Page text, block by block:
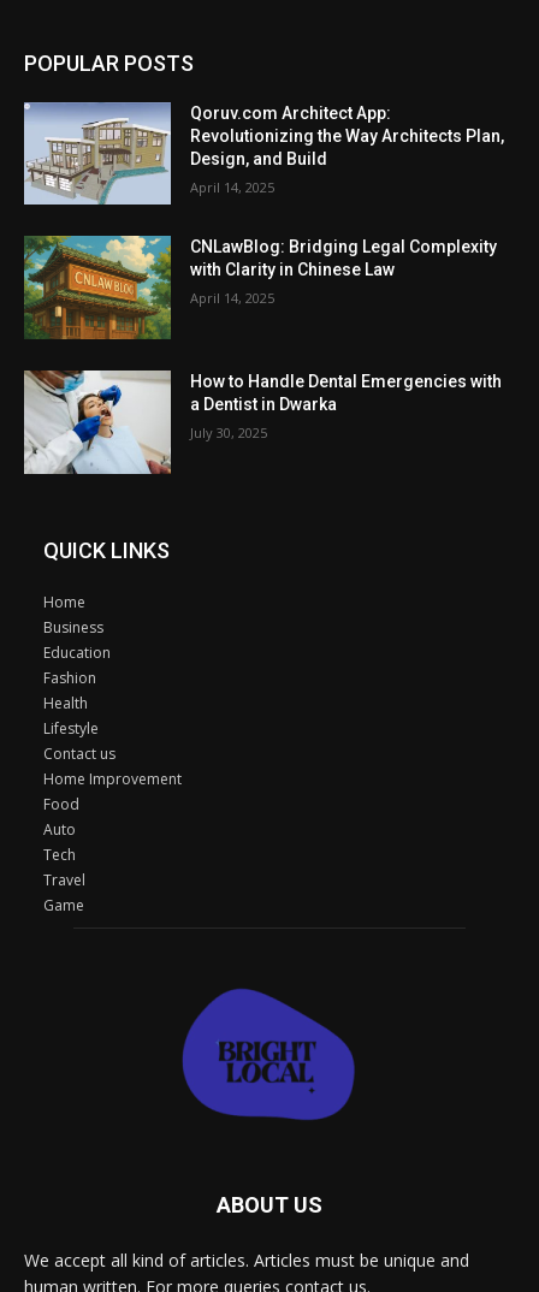
POPULAR POSTS
Qoruv.com Architect App:
Revolutionizing the Way Architects Plan,
Design, and Build
April 14, 2025
CNLawBlog: Bridging Legal Complexity
with Clarity in Chinese Law
April 14, 2025
How to Handle Dental Emergencies with
a Dentist in Dwarka
July 30, 2025
QUICK LINKS
Home
Business
Education
Fashion
Health
Lifestyle
Contact us
Home Improvement
Food
Auto
Tech
Travel
Game
ABOUT US
We accept all kind of articles. Articles must be unique and
human written. For more queries contact us.